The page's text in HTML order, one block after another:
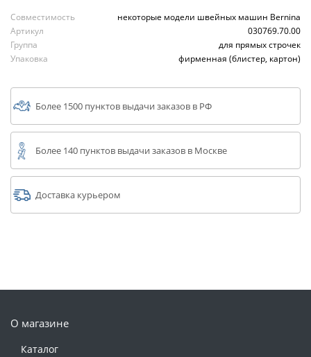
Совместимость
некоторые модели швейных машин Bernina
Артикул
030769.70.00
Группа
для прямых строчек
Упаковка
фирменная (блистер, картон)
Более 1500 пунктов выдачи заказов в РФ
Более 140 пунктов выдачи заказов в Москве
Доставка курьером
О магазине
Каталог